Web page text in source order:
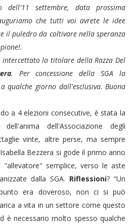
dell'11 settembre, data prossima
che tutti voi avrete le idee
il puledro da coltivare nella speranza
la titolare della Razza Del
. Per concessione della SGA la
qualche giorno dall'esclusiva. Buona
a 4 elezioni consecutive, è stata la
dell'Associazione degli
vinte, altre perse, ma sempre
Bezzera si gode il primo anno
semplice, verso le aste
dalla SGA. Riflessioni? “Un
era doveroso, non ci si può
a vita in un settore come questo
è necessario molto spesso qualche